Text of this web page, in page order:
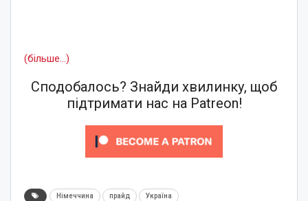
(більше…)
Сподобалось? Знайди хвилинку, щоб
підтримати нас на Patreon!
Німеччина прайд Україна